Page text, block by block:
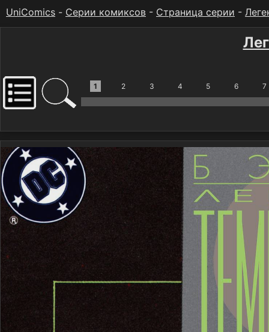
UniComics - Серии комиксов - Страница серии -
1 2 3 4 5 6 7